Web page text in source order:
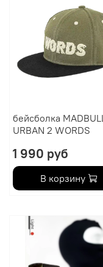
бейсболка MADBULL
URBAN 2 WORDS
1 990 руб
В корзину